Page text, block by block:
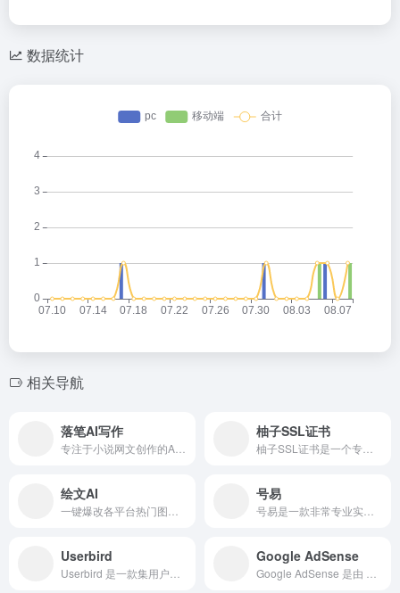
数据统计
相关导航
落笔AI写作 柚子SSL证书
绘文AI 号易
Userbird Google AdSense